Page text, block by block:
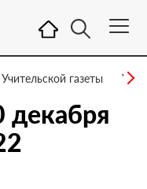
газеты УГ –